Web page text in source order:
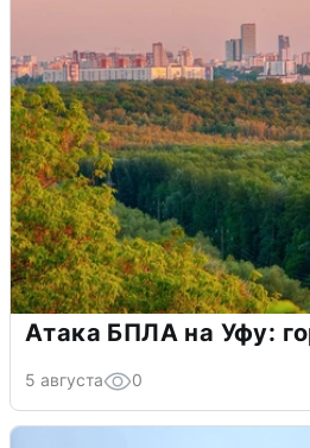
Атака БПЛА на Уфу:
5 августа 0